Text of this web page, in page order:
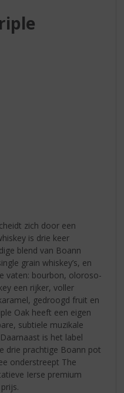
zich door een
is drie keer
blend van Boann
grain whiskey’s, en
vaten: bourbon, oloroso-
een rijker, voller
gedroogd fruit en
Oak heeft een eigen
subtiele muzikale
is het label
drie prachtige Boann pot
onderstreept The
Ierse premium